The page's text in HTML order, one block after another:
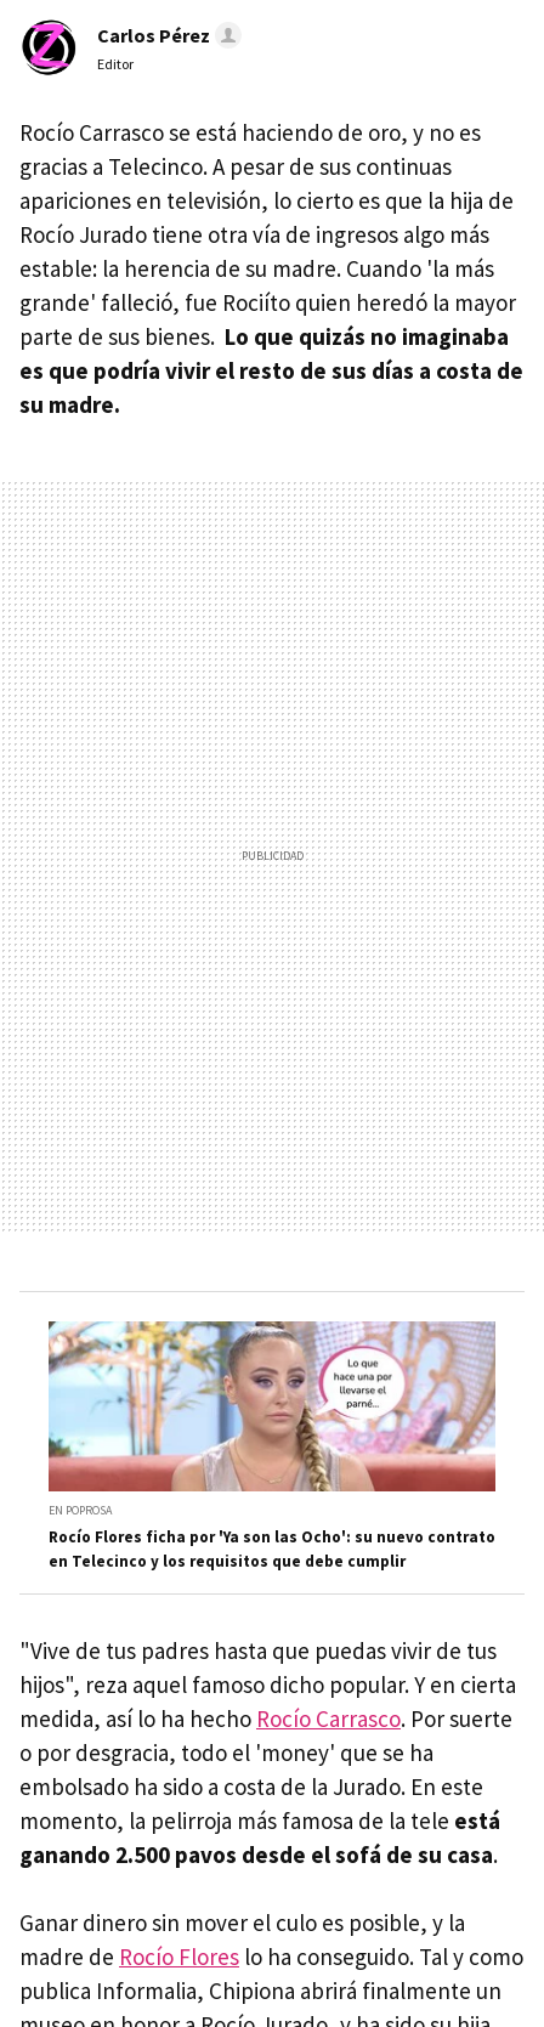
Carlos Pérez
Editor
Rocío Carrasco se está haciendo de oro, y no es
gracias a Telecinco. A pesar de sus continuas
apariciones en televisión, lo cierto es que la hija de
Rocío Jurado tiene otra vía de ingresos algo más
estable: la herencia de su madre. Cuando 'la más
grande' falleció, fue Rociíto quien heredó la mayor
parte de sus bienes. Lo que quizás no imaginaba
es que podría vivir el resto de sus días a costa de
su madre.
EN POPROSA
Rocío Flores ficha por 'Ya son las Ocho': su nuevo contrato
en Telecinco y los requisitos que debe cumplir
"Vive de tus padres hasta que puedas vivir de tus
hijos", reza aquel famoso dicho popular. Y en cierta
medida, así lo ha hecho Rocío Carrasco. Por suerte
o por desgracia, todo el 'money' que se ha
embolsado ha sido a costa de la Jurado. En este
momento, la pelirroja más famosa de la tele está
ganando 2.500 pavos desde el sofá de su casa.
Ganar dinero sin mover el culo es posible, y la
madre de Rocío Flores lo ha conseguido. Tal y como
publica Informalia, Chipiona abrirá finalmente un